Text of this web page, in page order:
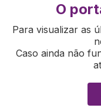
O
Para visualizar as
Caso ainda não